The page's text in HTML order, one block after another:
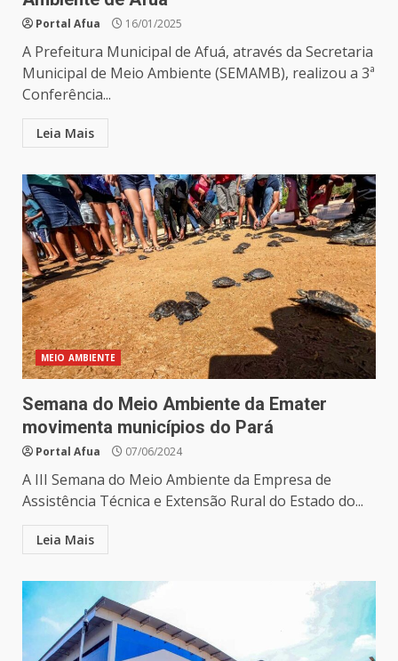
Portal Afua 16/01/2025
A Prefeitura Municipal de Afuá, através da Secretaria
Municipal de Meio Ambiente (SEMAMB), realizou a 3ª
Conferência...
Leia Mais
MEIO AMBIENTE
Semana do Meio Ambiente da Emater
movimenta municípios do Pará
Portal Afua 07/06/2024
A III Semana do Meio Ambiente da Empresa de
Assistência Técnica e Extensão Rural do Estado do...
Leia Mais